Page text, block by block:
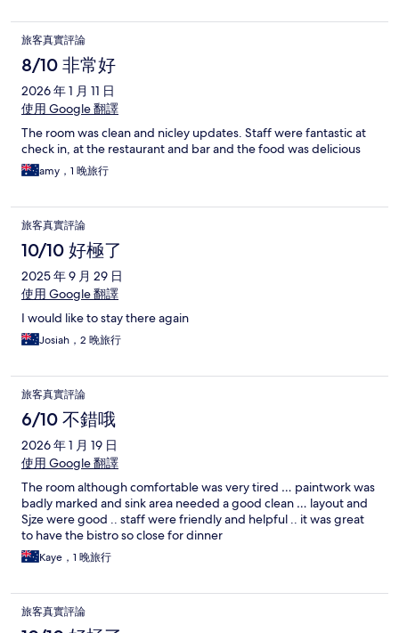
旅客真實評論
8/10 非常好
2026 年 1 月 11 日
使用 Google 翻譯
The room was clean and nicley updates. Staff were fantastic at
check in, at the restaurant and bar and the food was delicious
amy，1 晚旅行
旅客真實評論
10/10 好極了
2025 年 9 月 29 日
使用 Google 翻譯
I would like to stay there again
Josiah，2 晚旅行
旅客真實評論
6/10 不錯哦
2026 年 1 月 19 日
使用 Google 翻譯
The room although comfortable was very tired … paintwork was
badly marked and sink area needed a good clean … layout and
Sjze were good .. staff were friendly and helpful .. it was great
to have the bistro so close for dinner
Kaye，1 晚旅行
旅客真實評論